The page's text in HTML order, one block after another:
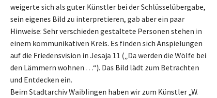
weigerte sich als guter Künstler bei der Schlüsselübergabe,
sein eigenes Bild zu interpretieren, gab aber ein paar
Hinweise: Sehr verschieden gestaltete Personen stehen in
einem kommunikativen Kreis. Es finden sich Anspielungen
auf die Friedensvision in Jesaja 11 („Da werden die Wölfe bei
den Lämmern wohnen …“). Das Bild lädt zum Betrachten
und Entdecken ein.
Beim Stadtarchiv Waiblingen haben wir zum Künstler „W.